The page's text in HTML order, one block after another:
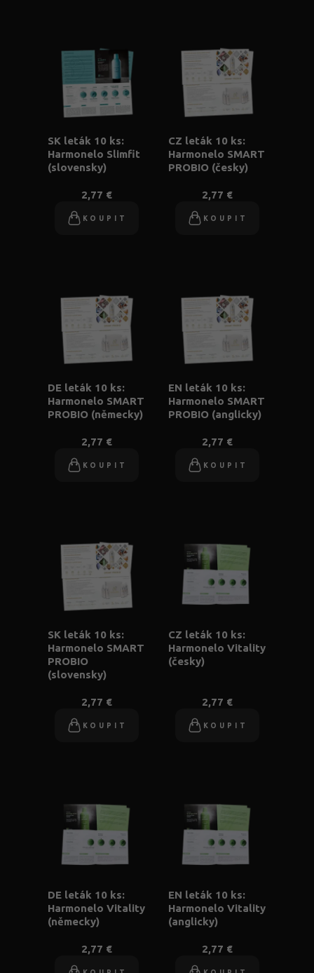
SK leták 10 ks:
Harmonelo Slimfit
(slovensky)
2,77 €
KOUPIT
CZ leták 10 ks:
Harmonelo SMART
PROBIO (česky)
2,77 €
KOUPIT
DE leták 10 ks:
Harmonelo SMART
PROBIO (německy)
2,77 €
KOUPIT
EN leták 10 ks:
Harmonelo SMART
PROBIO (anglicky)
2,77 €
KOUPIT
SK leták 10 ks:
Harmonelo SMART
PROBIO
(slovensky)
2,77 €
KOUPIT
CZ leták 10 ks:
Harmonelo Vitality
(česky)
2,77 €
KOUPIT
DE leták 10 ks:
Harmonelo Vitality
(německy)
2,77 €
EN leták 10 ks:
Harmonelo Vitality
(anglicky)
2,77 €